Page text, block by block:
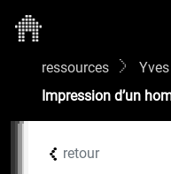
ressources
Impression d’un
retour